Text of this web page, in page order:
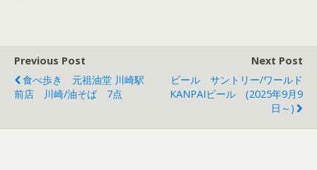
Previous Post
食べ歩き 元祖油堂 川崎駅
前店 川崎/油そば 7点
Next Post
ビール サントリー/ワールド
KANPAIビール (2025年9月9
日～)